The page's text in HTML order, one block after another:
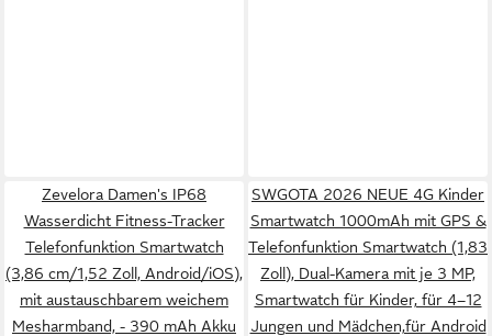
Zevelora Damen's IP68
Wasserdicht Fitness-Tracker
Telefonfunktion Smartwatch
(3,86 cm/1,52 Zoll, Android/iOS),
mit austauschbarem weichem
Mesharmband, - 390 mAh Akku
SWGOTA 2026 NEUE 4G Kinder
Smartwatch 1000mAh mit GPS &
Telefonfunktion Smartwatch (1,83
Zoll), Dual-Kamera mit je 3 MP,
Smartwatch für Kinder, für 4–12
Jungen und Mädchen,für Android